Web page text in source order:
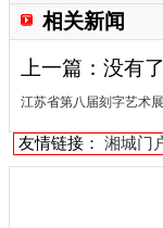
相关新闻
上一篇：没有了
江苏省第八届刻字艺术
友情链接： 湘城门